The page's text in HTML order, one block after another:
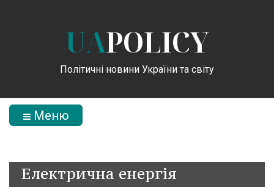
UAPOLICY
Політичні новини України та світу
Меню
Електрична енергія